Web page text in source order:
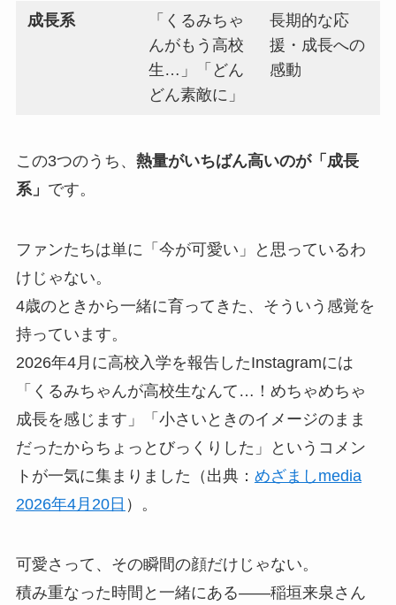
成長系
「くるみちゃ
んがもう高校
生…」「どん
どん素敵に」
長期的な応
援・成長への
感動
この3つのうち、 熱量がいちばん高いのが「成長
系」 です。
ファンたちは単に「今が可愛い」と思っているわ
けじゃない。
4歳のときから一緒に育ってきた、そういう感覚を
持っています。
2026年4月に高校入学を報告したInstagramには
「くるみちゃんが高校生なんて…！めちゃめちゃ
成長を感じます」「小さいときのイメージのまま
だったからちょっとびっくりした」というコメン
トが一気に集まりました（出典： めざましmedia
2026年4月20日 ）。
可愛さって、その瞬間の顔だけじゃない。
積み重なった時間と一緒にある——稲垣来泉さん